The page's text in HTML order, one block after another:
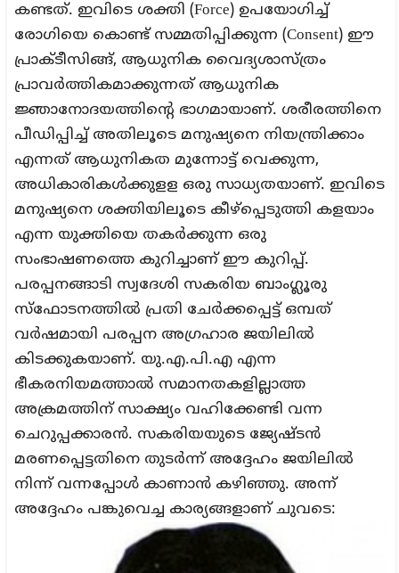
കണ്ടത്. ഇവിടെ ശക്തി (Force) ഉപയോഗിച്ച്
രോഗിയെ കൊണ്ട് സമ്മതിപ്പിക്കുന്ന (Consent) ഈ
പ്രാക്ടീസിങ്ങ്, ആധുനിക വൈദ്യശാസ്ത്രം
പ്രാവര്‍ത്തികമാക്കുന്നത് ആധുനിക
ജ്ഞാനോദയത്തിന്‍റെ ഭാഗമായാണ്. ശരീരത്തിനെ
പീഡിപ്പിച്ച് അതിലൂടെ മനുഷ്യനെ നിയന്ത്രിക്കാം
എന്നത്‌ ആധുനികത മുന്നോട്ട് വെക്കുന്ന,
അധികാരികള്‍ക്കുളള ഒരു സാധ്യതയാണ്. ഇവിടെ
മനുഷ്യനെ ശക്തിയിലൂടെ കീഴ്പ്പെടുത്തി കളയാം
എന്ന യുക്തിയെ തകര്‍ക്കുന്ന ഒരു
സംഭാഷണത്തെ കുറിച്ചാണ് ഈ കുറിപ്പ്.
പരപ്പനങ്ങാടി സ്വദേശി സകരിയ ബാംഗ്ലൂരു
സ്ഫോടനത്തില്‍ പ്രതി ചേര്‍ക്കപ്പെട്ട്‌ ഒമ്പത്
വര്‍ഷമായി പരപ്പന അഗ്രഹാര ജയിലില്‍
കിടക്കുകയാണ്. യു.എ.പി.എ എന്ന
ഭീകരനിയമത്താല്‍ സമാനതകളില്ലാത്ത
അക്രമത്തിന് സാക്ഷ്യം വഹിക്കേണ്ടി വന്ന
ചെറുപ്പക്കാരന്‍. സകരിയയുടെ ജ്യേഷ്ടന്‍
മരണപ്പെട്ടതിനെ തുടര്‍ന്ന് അദ്ദേഹം ജയിലില്‍
നിന്ന് വന്നപ്പോള്‍ കാണാന്‍ കഴിഞ്ഞു. അന്ന്
അദ്ദേഹം പങ്കുവെച്ച കാര്യങ്ങളാണ് ചുവടെ: